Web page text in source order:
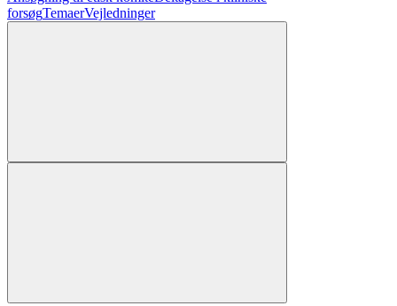
forsøgTemaerVejledninger